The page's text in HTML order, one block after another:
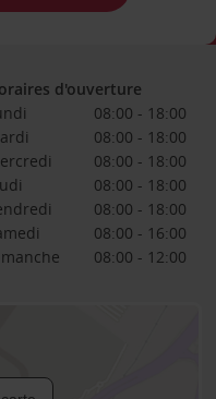
d'ouverture
08:00 - 18:00
08:00 - 18:00
08:00 - 18:00
08:00 - 18:00
08:00 - 18:00
08:00 - 16:00
08:00 - 12:00